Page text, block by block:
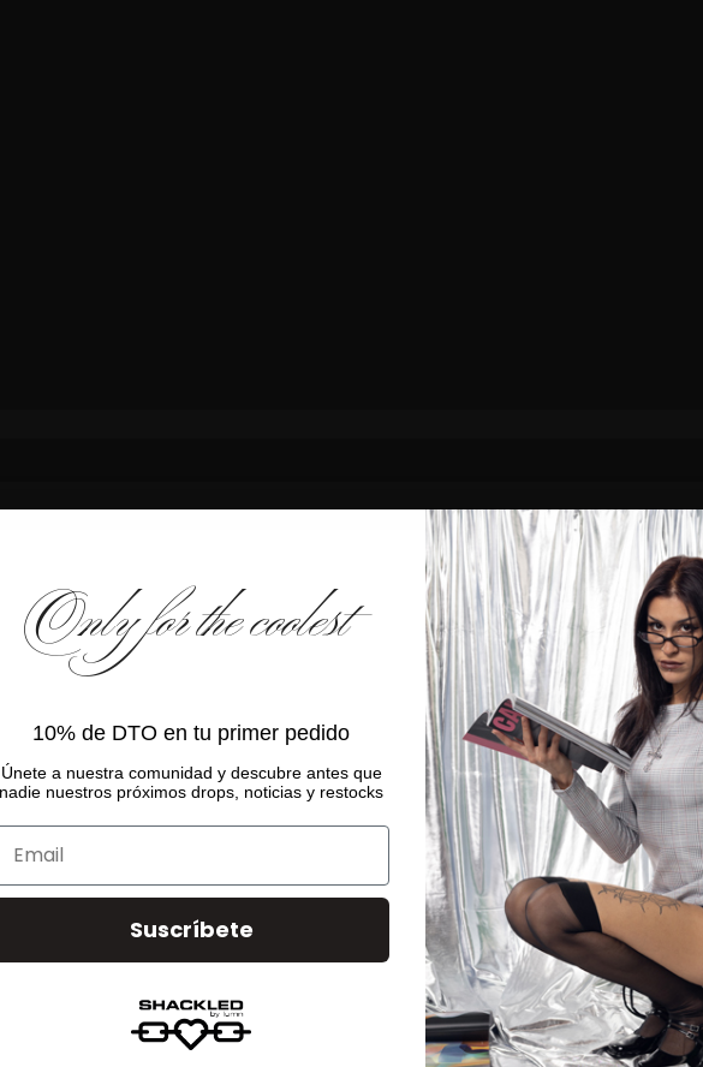
typographers, graphic designers, art directors,manga artists,
for publication, display, or distribution—from clerical workers and
text. Lorem ipsum dolor sit amet, consectetur adipiscing elit. Ut elit tellus,
Only for the coolest
10% de DTO en tu primer pedido
Únete a nuestra comunidad y descubre antes que
nadie nuestros próximos drops, noticias y restocks
Suscríbete